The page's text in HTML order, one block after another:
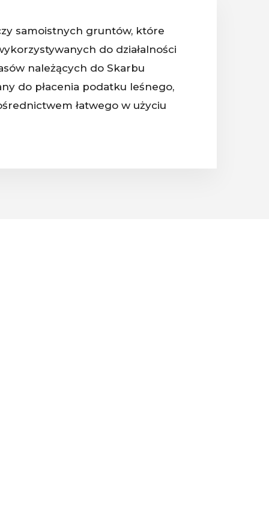
samoistnych gruntów, które
do działalności
należących do Skarbu
do płacenia podatku leśnego,
łatwego w użyciu